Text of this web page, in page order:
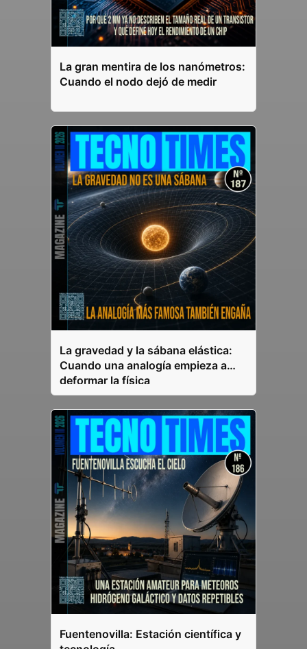
La gran mentira de los nanómetros:
Cuando el nodo dejó de medir
La gravedad y la sábana elástica:
Cuando una analogía empieza a
deformar la física
Fuentenovilla: Estación científica y